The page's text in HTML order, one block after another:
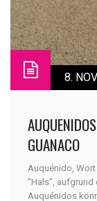
8.
GUANACO
Auquénido,
"Hals", aufgrund
Auquénidos